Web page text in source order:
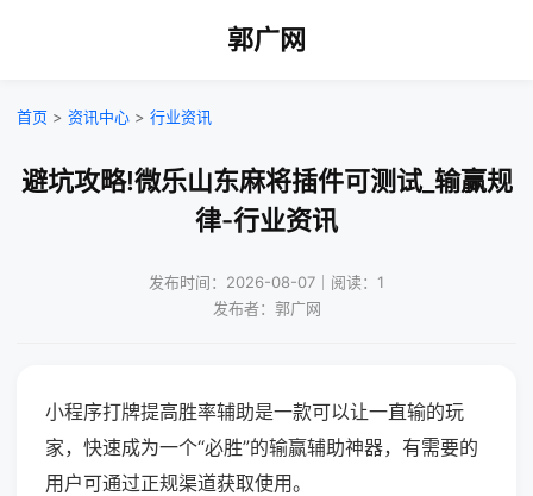
郭广网
首页 > 资讯中心 > 行业资讯
避坑攻略!微乐山东麻将插件可测试_输赢规
律-行业资讯
发布时间：2026-08-07｜阅读：1
发布者：郭广网
小程序打牌提高胜率辅助是一款可以让一直输的玩
家，快速成为一个“必胜”的输赢辅助神器，有需要的
用户可通过正规渠道获取使用。